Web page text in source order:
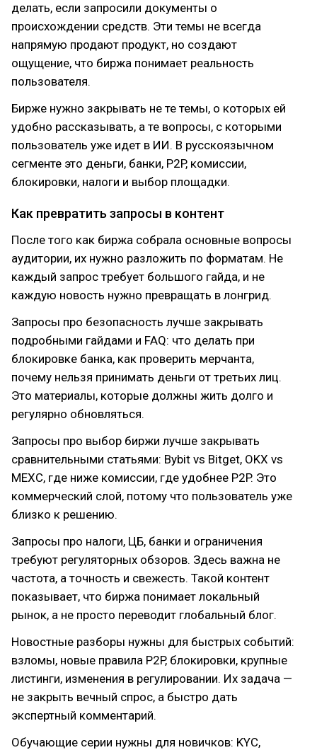
делать, если запросили документы о
происхождении средств. Эти темы не всегда
напрямую продают продукт, но создают
ощущение, что биржа понимает реальность
пользователя.
Бирже нужно закрывать не те темы, о которых ей
удобно рассказывать, а те вопросы, с которыми
пользователь уже идет в ИИ. В русскоязычном
сегменте это деньги, банки, P2P, комиссии,
блокировки, налоги и выбор площадки.
Как превратить запросы в контент
После того как биржа собрала основные вопросы
аудитории, их нужно разложить по форматам. Не
каждый запрос требует большого гайда, и не
каждую новость нужно превращать в лонгрид.
Запросы про безопасность лучше закрывать
подробными гайдами и FAQ: что делать при
блокировке банка, как проверить мерчанта,
почему нельзя принимать деньги от третьих лиц.
Это материалы, которые должны жить долго и
регулярно обновляться.
Запросы про выбор биржи лучше закрывать
сравнительными статьями: Bybit vs Bitget, OKX vs
MEXC, где ниже комиссии, где удобнее P2P. Это
коммерческий слой, потому что пользователь уже
близко к решению.
Запросы про налоги, ЦБ, банки и ограничения
требуют регуляторных обзоров. Здесь важна не
частота, а точность и свежесть. Такой контент
показывает, что биржа понимает локальный
рынок, а не просто переводит глобальный блог.
Новостные разборы нужны для быстрых событий:
взломы, новые правила P2P, блокировки, крупные
листинги, изменения в регулировании. Их задача —
не закрыть вечный спрос, а быстро дать
экспертный комментарий.
Обучающие серии нужны для новичков: KYC,